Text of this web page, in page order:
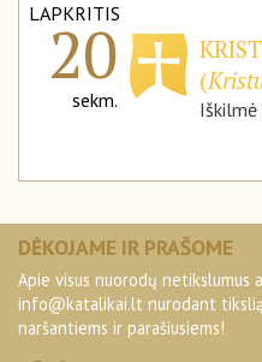
LAPKRITIS
20
sekm.
(
Iškilmė
DĖKOJAME IR PRAŠOME
Apie visus nuorodų
info@katalikai.lt nurodant tikslią
naršantiems ir parašiusiems!